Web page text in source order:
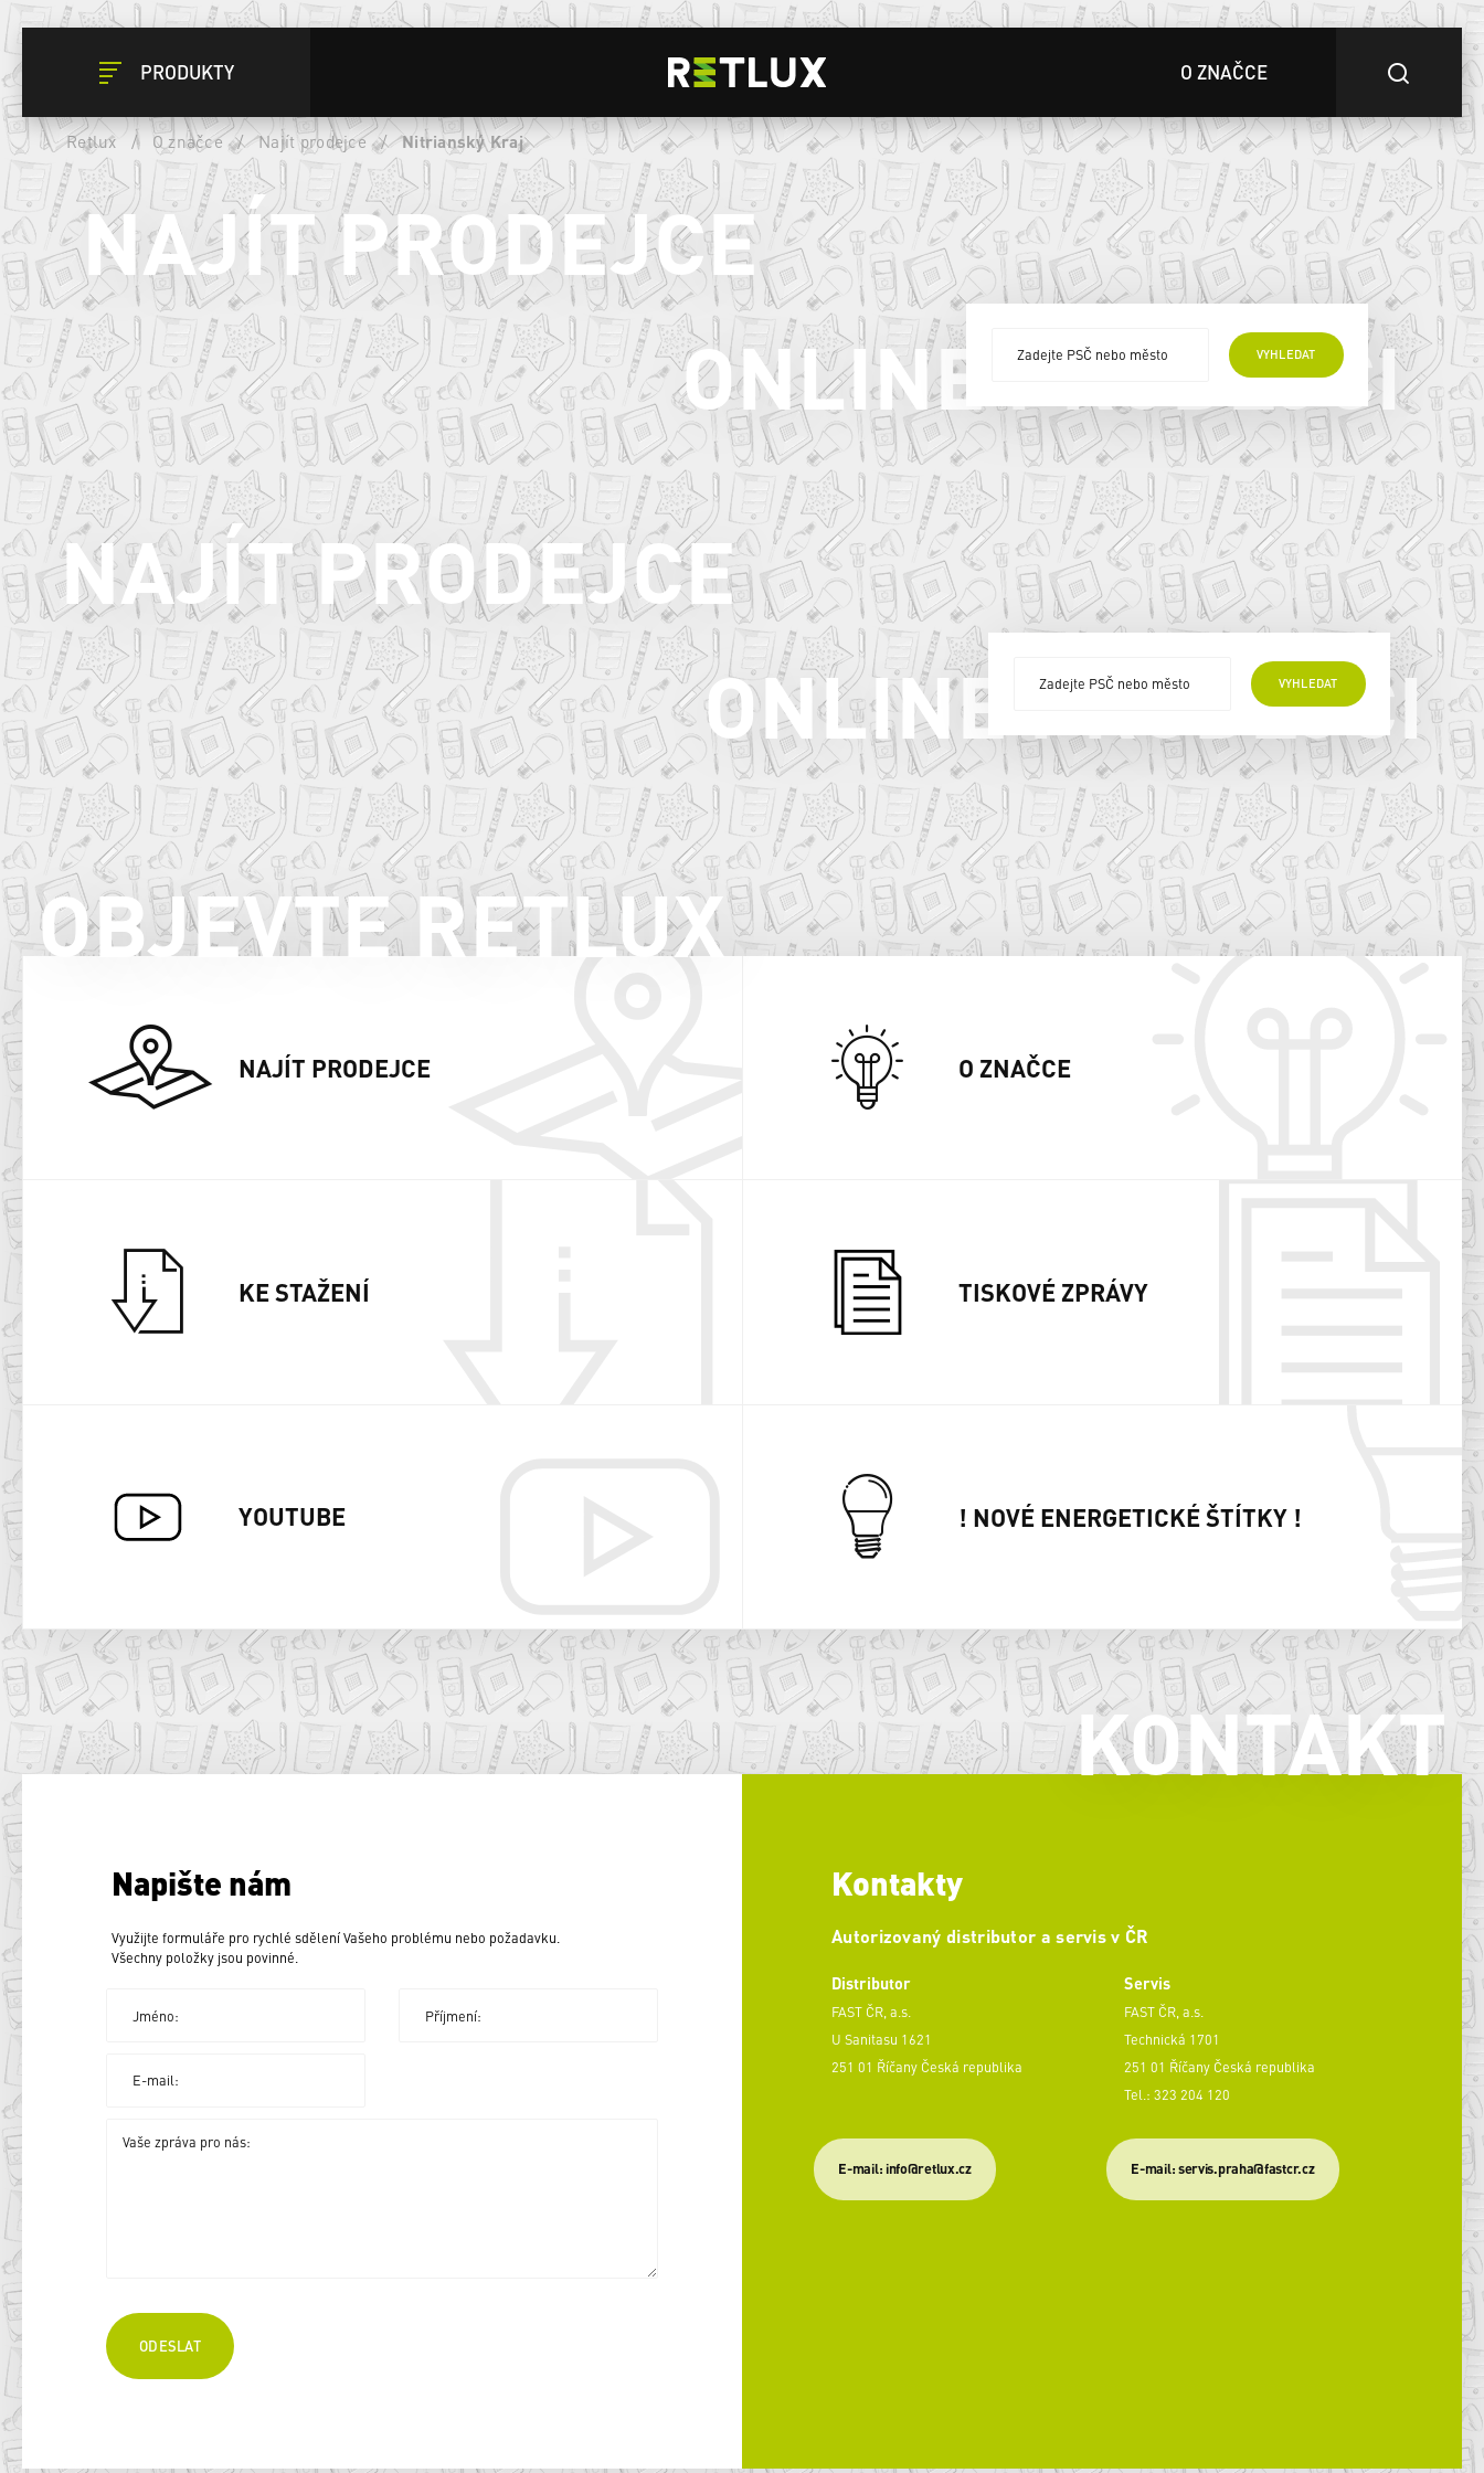
PRODUKTY O ZNAČCE
Retlux / O značce / Najít prodejce / Nitrianský Kraj
NAJÍT PRODEJCE
VYHLEDAT
ONLINE PRODEJCI
NAJÍT PRODEJCE
VYHLEDAT
ONLINE PRODEJCI
OBJEVTE RETLUX
NAJÍT PRODEJCE O ZNAČCE
KE STAŽENÍ TISKOVÉ ZPRÁVY
YOUTUBE ! NOVÉ ENERGETICKÉ ŠTÍTKY !
KONTAKT
Napište nám
Využijte formuláře pro rychlé sdělení Vašeho problému nebo požadavku.
Všechny položky jsou povinné.
Kontakty
Autorizovaný distributor a servis v ČR
Distributor
FAST ČR, a.s.
U Sanitasu 1621
251 01 Říčany Česká republika
E-mail: info@retlux.cz
Servis
FAST ČR, a.s.
Technická 1701
251 01 Říčany Česká republika
Tel.: 323 204 120
​E-mail: servis.praha@fastcr.cz